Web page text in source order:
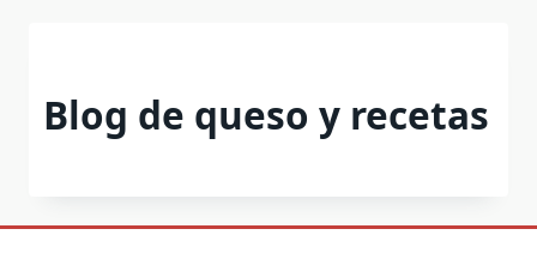
Blog de queso y recetas